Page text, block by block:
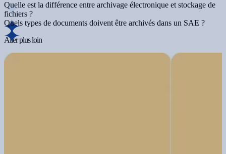
Quelle est la différence entre archivage électronique et stockage de
fichiers ?
Quels types de documents doivent être archivés dans un SAE ?
Aller plus loin